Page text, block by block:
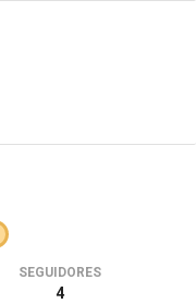
SEGUIDORES
4